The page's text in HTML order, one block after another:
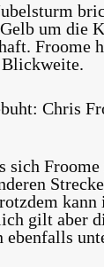
um die
Froome
Blickweite.
Chris
sich
kann
gilt aber
ebenfalls